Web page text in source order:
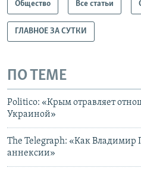
Общество Все статьи
ГЛАВНОЕ ЗА СУТКИ
ПО ТЕМЕ
Рolitico: «Крым отравляет
Украиной»
The Telegraph: «Как Владимир
аннексии»